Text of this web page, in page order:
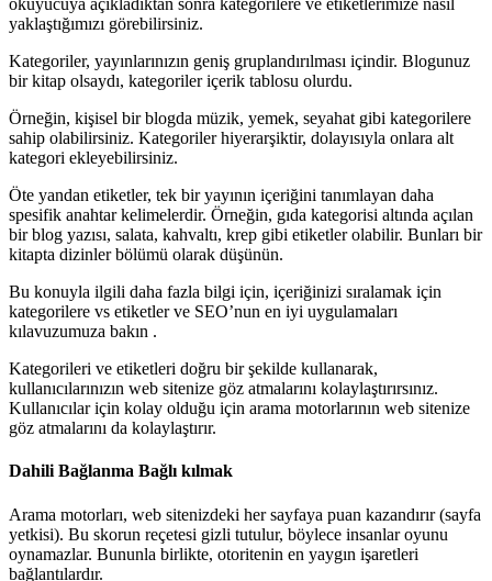
okuyucuya açıkladıktan sonra kategorilere ve etiketlerimize nasıl
yaklaştığımızı görebilirsiniz.
Kategoriler, yayınlarınızın geniş gruplandırılması içindir. Blogunuz
bir kitap olsaydı, kategoriler içerik tablosu olurdu.
Örneğin, kişisel bir blogda müzik, yemek, seyahat gibi kategorilere
sahip olabilirsiniz. Kategoriler hiyerarşiktir, dolayısıyla onlara alt
kategori ekleyebilirsiniz.
Öte yandan etiketler, tek bir yayının içeriğini tanımlayan daha
spesifik anahtar kelimelerdir. Örneğin, gıda kategorisi altında açılan
bir blog yazısı, salata, kahvaltı, krep gibi etiketler olabilir. Bunları bir
kitapta dizinler bölümü olarak düşünün.
Bu konuyla ilgili daha fazla bilgi için, içeriğinizi sıralamak için
kategorilere vs etiketler ve SEO’nun en iyi uygulamaları
kılavuzumuza bakın .
Kategorileri ve etiketleri doğru bir şekilde kullanarak,
kullanıcılarınızın web sitenize göz atmalarını kolaylaştırırsınız.
Kullanıcılar için kolay olduğu için arama motorlarının web sitenize
göz atmalarını da kolaylaştırır.
Dahili Bağlanma Bağlı kılmak
Arama motorları, web sitenizdeki her sayfaya puan kazandırır (sayfa
yetkisi). Bu skorun reçetesi gizli tutulur, böylece insanlar oyunu
oynamazlar. Bununla birlikte, otoritenin en yaygın işaretleri
bağlantılardır.